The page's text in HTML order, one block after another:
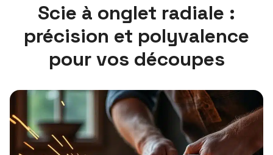
Scie à onglet radiale :
précision et polyvalence
pour vos découpes